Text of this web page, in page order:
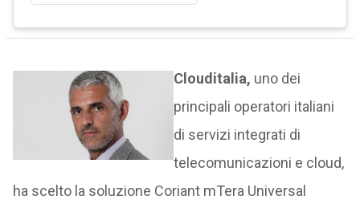
Clouditalia, uno dei
principali operatori italiani
di servizi integrati di
telecomunicazioni e cloud,
ha scelto la soluzione Coriant mTera Universal